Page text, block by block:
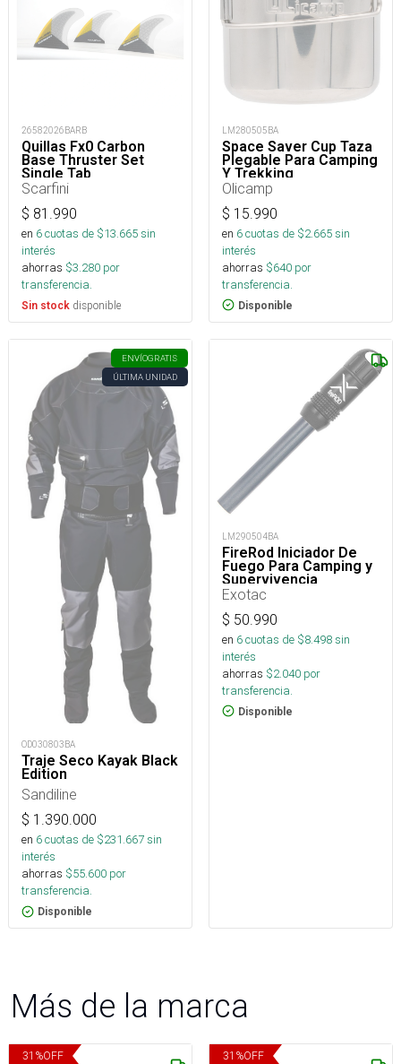
26582026BARB
Quillas Fx0 Carbon
Base Thruster Set
Single Tab
Scarfini
$ 81.990
en 6cuotas de $13.665sin
interés
ahorras $3.280 por
transferencia.
Sin stock disponible
LM280505BA
Space Saver Cup Taza
Plegable Para Camping
Y Trekking
Olicamp
$ 15.990
en 6cuotas de $2.665sin
interés
ahorras $640 por
transferencia.
Disponible
ENVÍOGRATIS
ÚLTIMA UNIDAD
OD030803BA
Traje Seco Kayak Black
Edition
Sandiline
$ 1.390.000
en 6cuotas de $231.667sin
interés
ahorras $55.600 por
transferencia.
Disponible
LM290504BA
FireRod Iniciador De
Fuego Para Camping y
Supervivencia
Exotac
$ 50.990
en 6cuotas de $8.498sin
interés
ahorras $2.040 por
transferencia.
Disponible
Más de la marca
31 %OFF 31 %OFF